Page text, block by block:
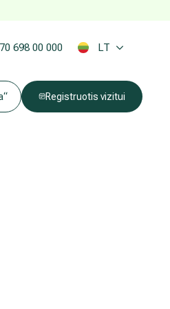
698 00 000 LT
Registruotis vizitui